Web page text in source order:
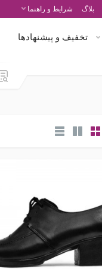
بلاگ شرایط و راهنما
تخفیف و پیشنهادها